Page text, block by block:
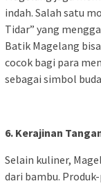
indah. Salah satu
Tidar” yang
Batik Magelang
cocok bagi para
sebagai simbol
6. Kerajinan
Selain kuliner,
dari bambu.